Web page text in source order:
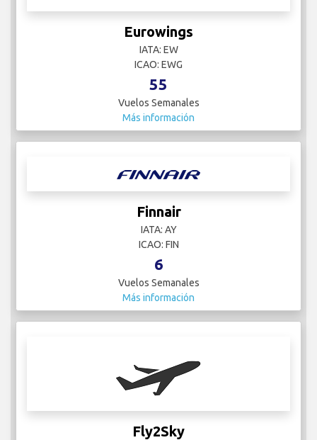
Eurowings
IATA: EW
ICAO: EWG
55
Vuelos Semanales
Más información
Finnair
IATA: AY
ICAO: FIN
6
Vuelos Semanales
Más información
Fly2Sky